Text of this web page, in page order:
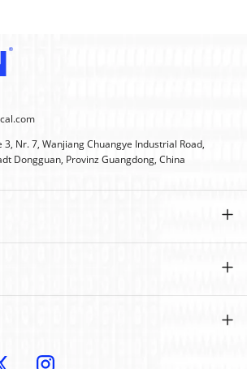
3, Nr. 7, Wanjiang Chuangye Industrial Road,
Dongguan, Provinz Guangdong, China